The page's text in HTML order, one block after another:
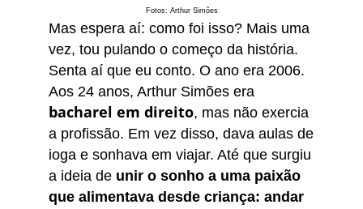
Fotos: Arthur Simões
Mas espera aí: como foi isso? Mais uma
vez, tou pulando o começo da história.
Senta aí que eu conto. O ano era 2006.
Aos 24 anos, Arthur Simões era
bacharel em direito, mas não exercia
a profissão. Em vez disso, dava aulas de
ioga e sonhava em viajar. Até que surgiu
a ideia de unir o sonho a uma paixão
que alimentava desde criança: andar